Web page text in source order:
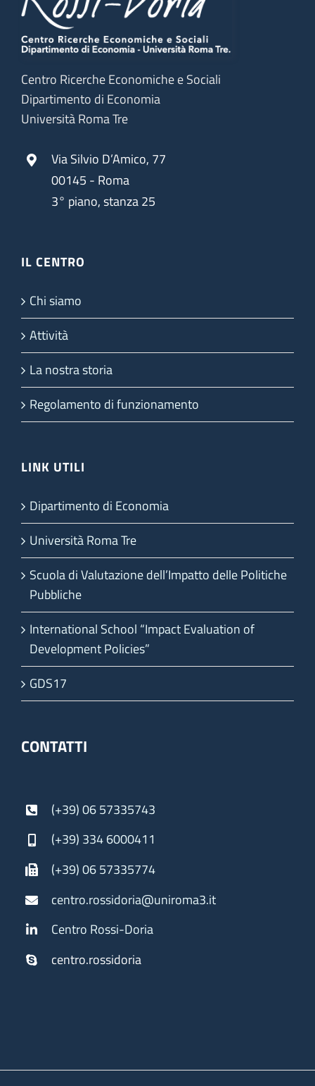
Centro Ricerche Economiche e Sociali
Dipartimento di Economia
Università Roma Tre
Via Silvio D’Amico, 77
00145 - Roma
3° piano, stanza 25
IL CENTRO
Chi siamo
Attività
La nostra storia
Regolamento di funzionamento
LINK UTILI
Dipartimento di Economia
Università Roma Tre
Scuola di Valutazione dell’Impatto delle Politiche
Pubbliche
International School “Impact Evaluation of
Development Policies”
GDS17
CONTATTI
(+39) 06 57335743
(+39) 334 6000411
(+39) 06 57335774
centro.rossidoria@uniroma3.it
Centro Rossi-Doria
centro.rossidoria